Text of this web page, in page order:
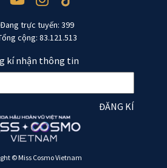
Đang trực tuyến: 399
cộng: 83.121.513
kí nhận thông tin
ĐĂNG KÍ
© Miss Cosmo Vietnam